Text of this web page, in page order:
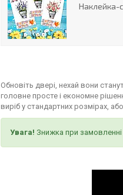
Наклейка-
Обновіть двері, нехай вони
головне просте і економне
виріб у стандартних розмірах,
Увага! Знижка при замовленні